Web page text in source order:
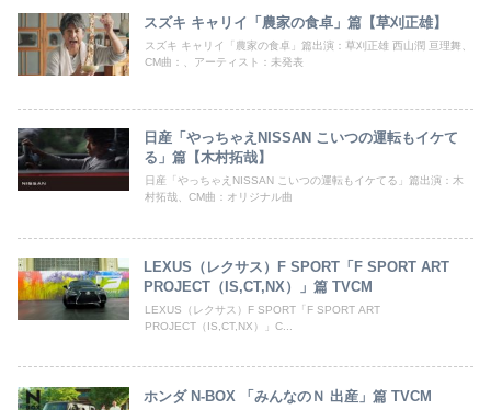
スズキ キャリイ「農家の食卓」篇【草刈正雄】
スズキ キャリイ「農家の食卓」篇出演：草刈正雄 西山潤 亘理舞、
CM曲：、アーティスト：未発表
日産「やっちゃえNISSAN こいつの運転もイケて
る」篇【木村拓哉】
日産「やっちゃえNISSAN こいつの運転もイケてる」篇出演：木
村拓哉、CM曲：オリジナル曲
LEXUS（レクサス）F SPORT「F SPORT ART
PROJECT（IS,CT,NX）」篇 TVCM
LEXUS（レクサス）F SPORT「F SPORT ART
PROJECT（IS,CT,NX）」C...
ホンダ N-BOX 「みんなのＮ 出産」篇 TVCM